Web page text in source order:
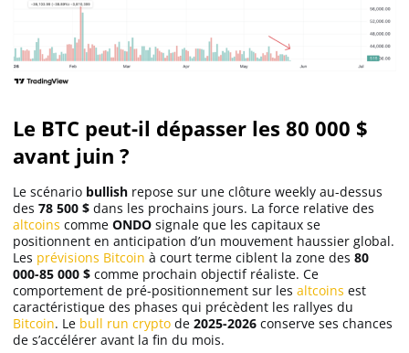
Le BTC peut-il dépasser les 80 000 $
avant juin ?
Le scénario bullish repose sur une clôture weekly au-dessus
des 78 500 $ dans les prochains jours. La force relative des
altcoins comme ONDO signale que les capitaux se
positionnent en anticipation d’un mouvement haussier global.
Les prévisions Bitcoin à court terme ciblent la zone des 80
000-85 000 $ comme prochain objectif réaliste. Ce
comportement de pré-positionnement sur les altcoins est
caractéristique des phases qui précèdent les rallyes du
Bitcoin. Le bull run crypto de 2025-2026 conserve ses chances
de s’accélérer avant la fin du mois.